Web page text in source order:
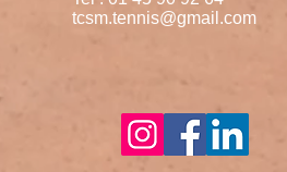
tcsm.tennis@gmail.com